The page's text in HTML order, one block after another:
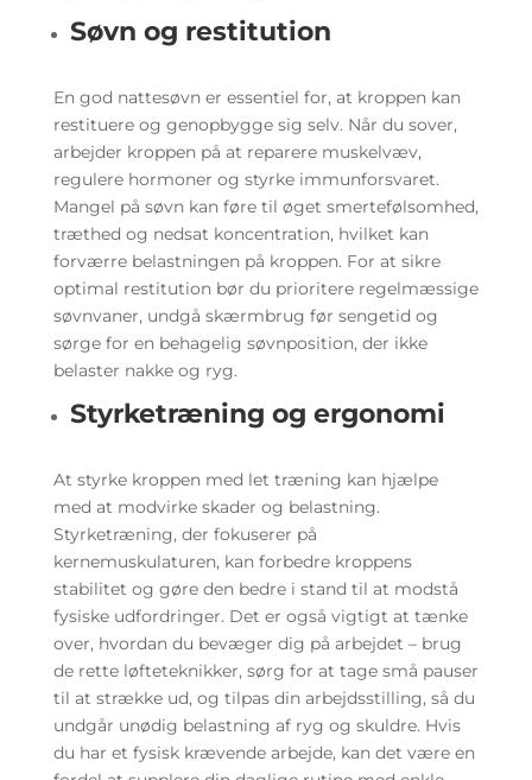
Søvn og restitution
En god nattesøvn er essentiel for, at kroppen kan
restituere og genopbygge sig selv. Når du sover,
arbejder kroppen på at reparere muskelvæv,
regulere hormoner og styrke immunforsvaret.
Mangel på søvn kan føre til øget smertefølsomhed,
træthed og nedsat koncentration, hvilket kan
forværre belastningen på kroppen. For at sikre
optimal restitution bør du prioritere regelmæssige
søvnvaner, undgå skærmbrug før sengetid og
sørge for en behagelig søvnposition, der ikke
belaster nakke og ryg.
Styrketræning og ergonomi
At styrke kroppen med let træning kan hjælpe
med at modvirke skader og belastning.
Styrketræning, der fokuserer på
kernemuskulaturen, kan forbedre kroppens
stabilitet og gøre den bedre i stand til at modstå
fysiske udfordringer. Det er også vigtigt at tænke
over, hvordan du bevæger dig på arbejdet – brug
de rette løfteteknikker, sørg for at tage små pauser
til at strække ud, og tilpas din arbejdsstilling, så du
undgår unødig belastning af ryg og skuldre. Hvis
du har et fysisk krævende arbejde, kan det være en